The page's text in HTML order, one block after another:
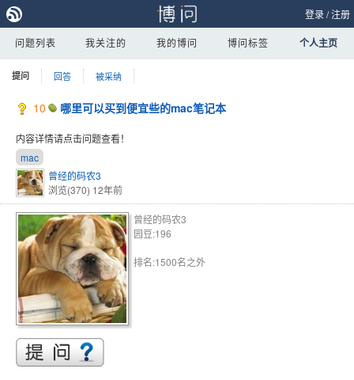
登录/注册
问题列表 我关注的 我的博问 博问标签 个人主页
提问 回答 被采纳
10 哪里可以买到便宜些的mac笔记本
内容详情请点击问题查看！
mac
曾经的码农3
浏览(370) 12年前
曾经的码农3
园豆:196
排名:1500名之外